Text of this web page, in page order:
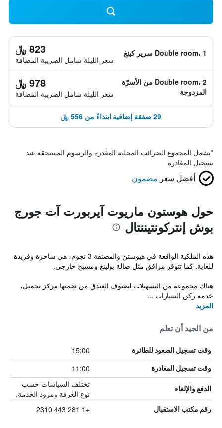
Double room، 1 سرير كينغ 823 ﷼
سعر الليلة شامل الصريبة المضافة
Double room، 2 من الأسرّة
المزدوجة
978 ﷼
سعر الليلة شامل الصريبة المضافة
29 صفقة إضافية ابتداءً من 556 ﷼
*يشمل المجموع الضرائب المحلية المقدرة والرسوم المستحقة عند
تسجيل المغادرة.
أفضل سعر مضمون
حول هوستون ماريوت آيربورت آت جورج
بوش إنتركونتيننتال
هذه الملكية الواقعة في هيوستن والمصنفة 3 نجوم، هي ساحرة وفريدة
للغاية. كما تتوفر مرافق مثل صالة بولينغ ومسبح خارجي.
هناك مجموعة من التسهيلات لضيوف الفندق من ضمنها مركز تجميل،
خدمة ركن السيارات ...
المزيد
من الجيد أن تعلم
وقت تسجيل الصعود للطائرة 15:00
وقت تسجيل المغادرة 11:00
الدفع والإلغاء
تختلف السياسات حسب
نوع الغرفة ومزود الخدمة.
رقم مكتب الاستقبال +1 281 443 2310